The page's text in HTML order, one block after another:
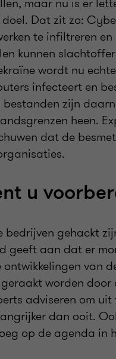
Dat zit zo:
te infiltreren
kunnen
wordt nu
infecteert en
zijn
heen.
dat de
u
bedrijven gehackt
geeft aan dat er
van
geraakt worden door
adviseren om
dan ooit.
op de agenda in